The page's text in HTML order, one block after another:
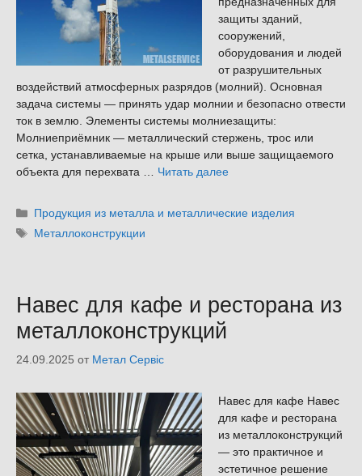
защиты зданий,
сооружений,
оборудования и людей
от разрушительных
воздействий атмосферных разрядов (молний). Основная
задача системы — принять удар молнии и безопасно отвести
ток в землю. Элементы системы молниезащиты:
Молниеприёмник — металлический стержень, трос или
сетка, устанавливаемые на крыше или выше защищаемого
объекта для перехвата … Читать далее
Рубрики
Продукция из металла и металлические изделия
Метки
Металлоконструкции
Навес для кафе и ресторана из
металлоконструкций
24.09.2025 от Метал Сервіс
Навес для кафе Навес
для кафе и ресторана
из металлоконструкций
— это практичное и
эстетичное решение